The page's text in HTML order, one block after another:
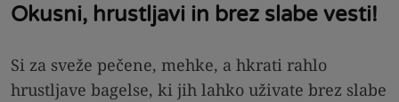
Okusni, hrustljavi in brez slabe vesti!
Si za sveže pečene, mehke, a hkrati rahlo
hrustljave bagelse, ki jih lahko uživate brez slabe